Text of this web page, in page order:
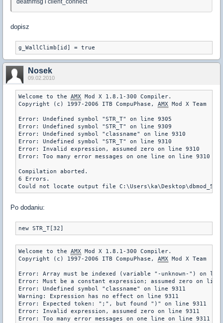
deathmsg i client_connect
dopisz
g_WallClimb[id] = true
Nosek
09.02.2010
Welcome to the AMX Mod X 1.8.1-300 Compiler.
Copyright (c) 1997-2006 ITB CompuPhase, AMX Mod X Team
Error: Undefined symbol "STR_T" on line 9305
Error: Undefined symbol "STR_T" on line 9309
Error: Undefined symbol "classname" on line 9310
Error: Undefined symbol "STR_T" on line 9310
Error: Invalid expression, assumed zero on line 9310
Error: Too many error messages on one line on line 9310
Compilation aborted.
6 Errors.
Could not locate output file
Po dodaniu:
new STR_T[32]
Welcome to the AMX Mod X 1.8.1-300 Compiler.
Copyright (c) 1997-2006 ITB CompuPhase, AMX Mod X Team
Error: Array must be indexed (variable "-unknown-") on
Error: Must be a constant expression; assumed zero on line
Error: Undefined symbol "classname" on line 9311
Warning: Expression has no effect on line 9311
Error: Expected token: ";", but found ")" on line 9311
Error: Invalid expression, assumed zero on line 9311
Error: Too many error messages on one line on line 9311